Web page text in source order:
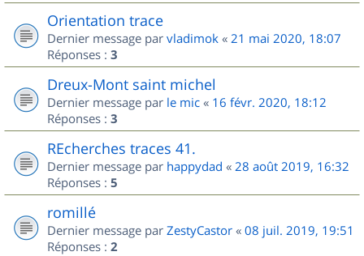
Orientation trace
Dernier message par vladimok « 21 mai 2020, 18:07
Réponses : 3
Dreux-Mont saint michel
Dernier message par le mic « 16 févr. 2020, 18:12
Réponses : 3
REcherches traces 41.
Dernier message par happydad « 28 août 2019, 16:32
Réponses : 5
romillé
Dernier message par ZestyCastor « 08 juil. 2019, 19:51
Réponses : 2